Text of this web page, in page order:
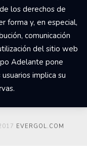
los derechos de
forma y, en especial,
comunicación
del sitio web
Adelante pone
implica su
EVERGOL.COM